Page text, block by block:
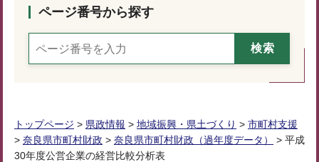
ページ番号から探す
トップページ > 県政情報 > 地域振興・県土づくり > 市町村支援
> 奈良県市町村財政 > 奈良県市町村財政（過年度データ）
> 平成
30年度公営企業の経営比較分析表